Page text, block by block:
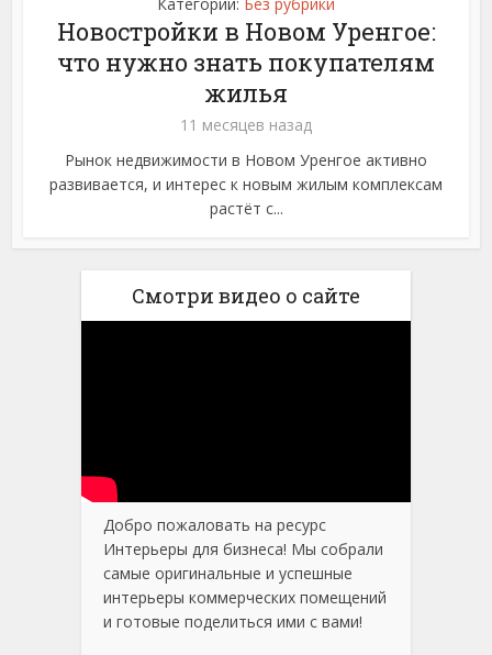
Новостройки в Новом Уренгое:
что нужно знать покупателям
жилья
11 месяцев назад
Рынок недвижимости в Новом Уренгое активно
развивается, и интерес к новым жилым комплексам
растёт с...
Смотри видео о сайте
Добро пожаловать на ресурс
Интерьеры для бизнеса! Мы собрали
самые оригинальные и успешные
интерьеры коммерческих помещений
и готовые поделиться ими с вами!